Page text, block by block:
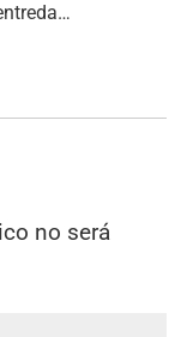
no será